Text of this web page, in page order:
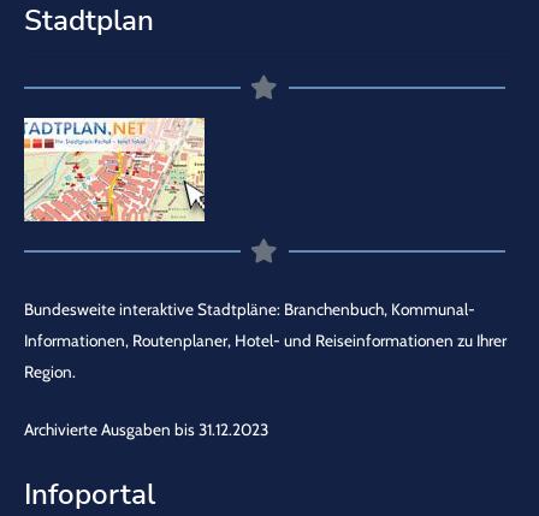
Stadtplan
Bundesweite interaktive Stadtpläne: Branchenbuch, Kommunal-
Informationen, Routenplaner, Hotel- und Reiseinformationen zu Ihrer
Region.
Archivierte Ausgaben bis 31.12.2023
Infoportal